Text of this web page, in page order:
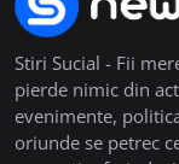
Stiri Sucial - Fii
pierde nimic din
evenimente,
oriunde se petrec